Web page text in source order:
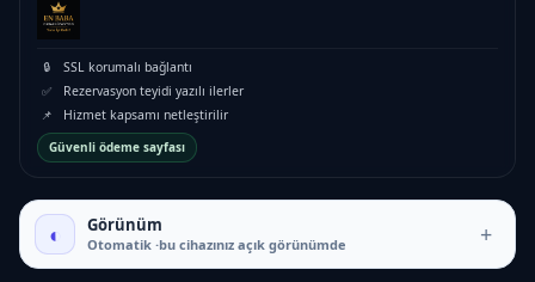
🔒
SSL korumalı bağlantı
✅
Rezervasyon teyidi yazılı ilerler
📌
Hizmet kapsamı netleştirilir
Güvenli ödeme sayfası
◐ Görünüm
Otomatik ·bu cihazınız açık görünümde +
₺9.000 – ₺25.000